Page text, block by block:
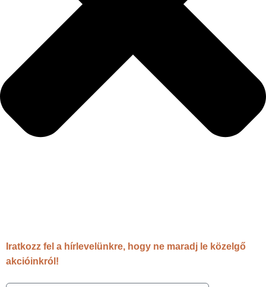
Iratkozz fel a hírlevelünkre, hogy ne maradj le közelgő
akcióinkról!